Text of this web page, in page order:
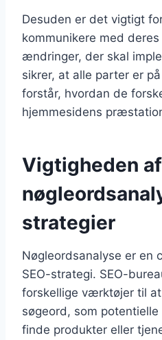
Desuden er det vigtigt
kommunikere med
ændringer, der skal
sikrer, at alle parter er
forstår, hvordan de
hjemmesidens
Vigtigheden af
strategier
Nøgleordsanalyse er en
SEO-strategi. SEO-
forskellige værktøjer til
søgeord, som
finde produkter eller